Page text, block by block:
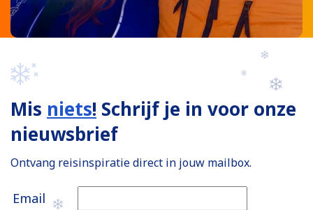
Mis niets! Schrijf je in voor onze
nieuwsbrief
Ontvang reisinspiratie direct in jouw mailbox.
Email